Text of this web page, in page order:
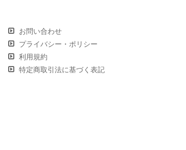
お問い合わせ
プライバシー・ポリシー
利用規約
特定商取引法に基づく表記